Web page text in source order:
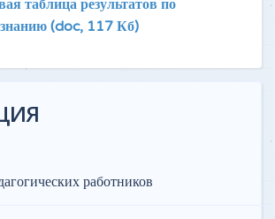
таблица результатов по
(doc, 117 Кб)
работников